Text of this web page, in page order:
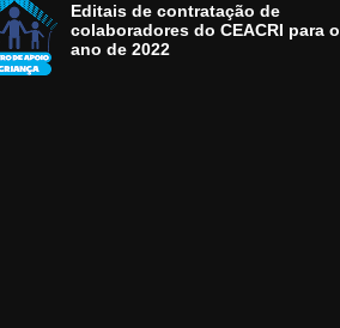
Editais de contratação de
colaboradores do CEACRI para o
ano de 2022